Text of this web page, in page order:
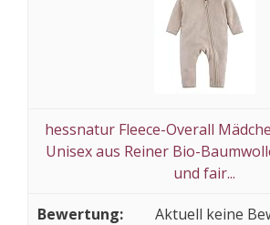
hessnatur Fleece-Overall
Unisex aus Reiner Bio-
und fair...
Aktuell keine